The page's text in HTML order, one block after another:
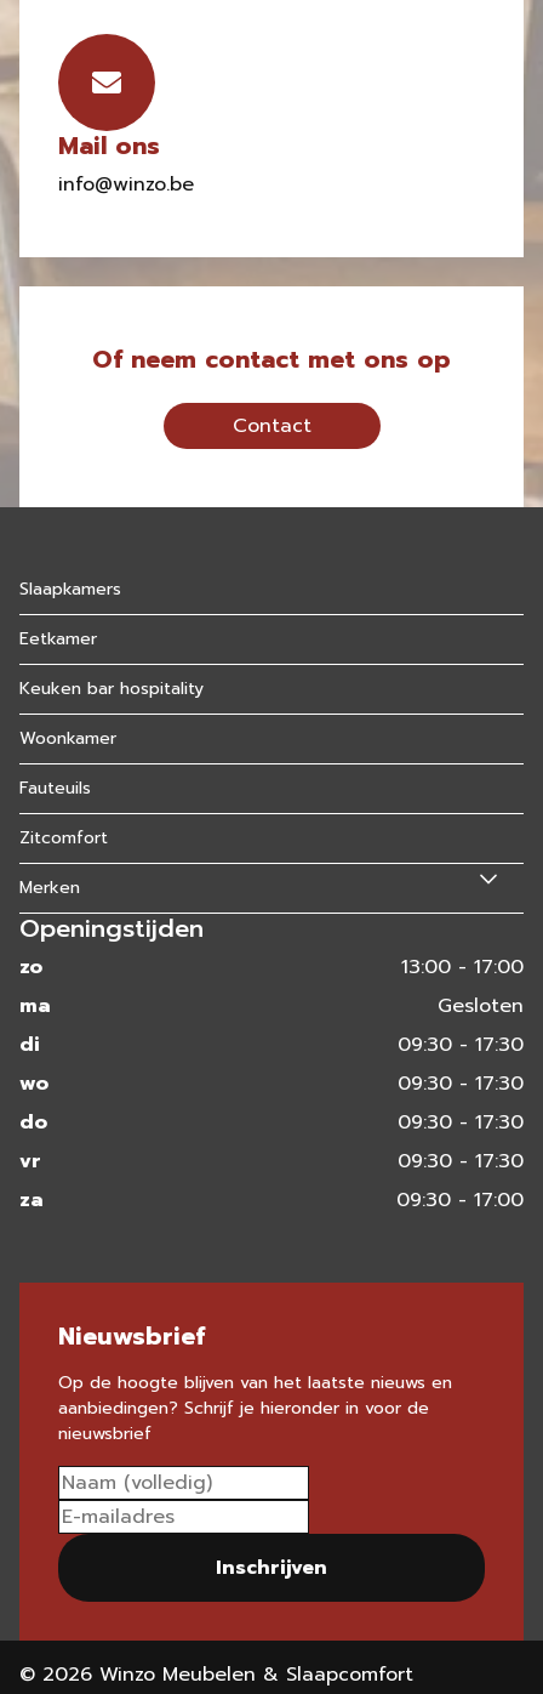
Mail ons
info@winzo.be
Of neem contact met ons op
Contact
Slaapkamers
Eetkamer
Keuken bar hospitality
Woonkamer
Fauteuils
Zitcomfort
Merken
Openingstijden
zo
13:00 - 17:00
ma
Gesloten
di
09:30 - 17:30
wo
09:30 - 17:30
do
09:30 - 17:30
vr
09:30 - 17:30
za
09:30 - 17:00
Nieuwsbrief
Op de hoogte blijven van het laatste nieuws en
aanbiedingen? Schrijf je hieronder in voor de
nieuwsbrief
Inschrijven
© 2026 Winzo Meubelen & Slaapcomfort